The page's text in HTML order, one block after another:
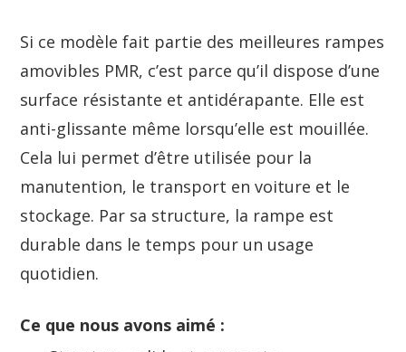
Si ce modèle fait partie des meilleures rampes
amovibles PMR, c’est parce qu’il dispose d’une
surface résistante et antidérapante. Elle est
anti-glissante même lorsqu’elle est mouillée.
Cela lui permet d’être utilisée pour la
manutention, le transport en voiture et le
stockage. Par sa structure, la rampe est
durable dans le temps pour un usage
quotidien.
Ce que nous avons aimé :